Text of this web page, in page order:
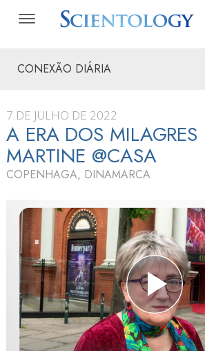
CONEXÃO DIÁRIA
7 DE JULHO DE 2022
A ERA DOS
MARTINE @CASA
COPENHAGA, DINAMARCA